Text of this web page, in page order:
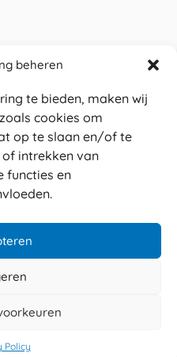
beheren
te bieden, maken wij
cookies om
op te slaan en/of te
intrekken van
functies en
Policy